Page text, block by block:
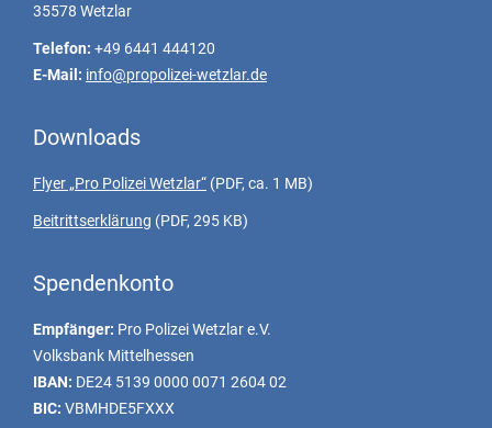
35578 Wetzlar
Telefon: +49 6441 444120
E-Mail: info@propolizei-wetzlar.de
Downloads
Flyer „Pro Polizei Wetzlar“ (PDF, ca. 1 MB)
Beitrittserklärung (PDF, 295 KB)
Spendenkonto
Empfänger: Pro Polizei Wetzlar e.V.
Volksbank Mittelhessen
IBAN: DE24 5139 0000 0071 2604 02
BIC: VBMHDE5FXXX